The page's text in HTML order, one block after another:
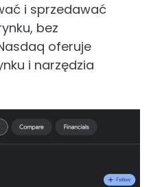
i sprzedawać
bez
oferuje
i narzędzia